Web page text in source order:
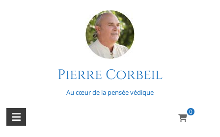
Pierre Corbeil
Au cœur de la pensée védique
0
Sushruta-samhita
Parlons santé holistique